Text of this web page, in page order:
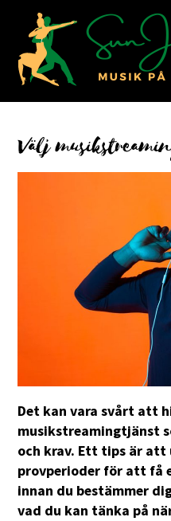
Välj
Det kan vara svårt att
musikstreamingtjänst
och krav. Ett tips är
provperioder för att få
innan du bestämmer
vad du kan tänka på